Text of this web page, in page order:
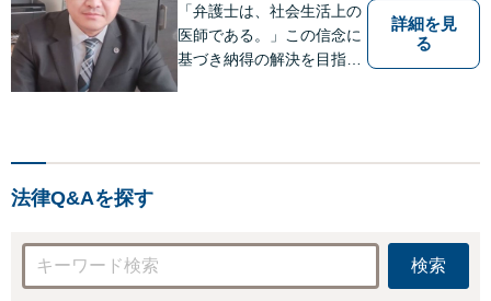
「弁護士は、社会生活上の
医師である。」この信念に
基づき納得の解決を目指し
詳細を見
る
法律Q&Aを探す
検索